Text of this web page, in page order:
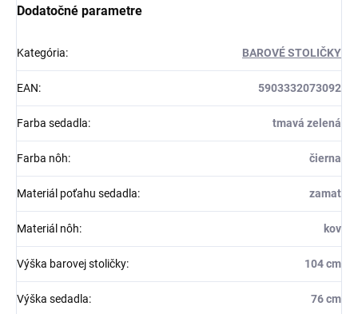
Dodatočné parametre
Kategória: BAROVÉ STOLIČKY
EAN: 5903332073092
Farba sedadla: tmavá zelená
Farba nôh: čierna
Materiál poťahu sedadla: zamat
Materiál nôh: kov
Výška barovej stoličky: 104 cm
Výška sedadla: 76 cm